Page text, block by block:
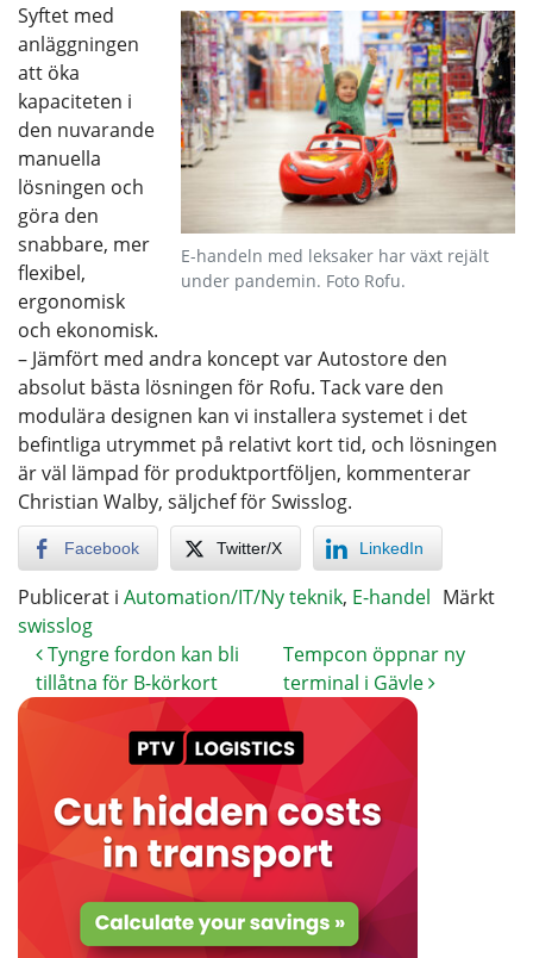
E-handeln med leksaker har växt rejält
under pandemin. Foto Rofu.
Syftet med
anläggningen
att öka
kapaciteten i
den nuvarande
manuella
lösningen och
göra den
snabbare, mer
flexibel,
ergonomisk
och ekonomisk.
– Jämfört med andra koncept var Autostore den
absolut bästa lösningen för Rofu. Tack vare den
modulära designen kan vi installera systemet i det
befintliga utrymmet på relativt kort tid, och lösningen
är väl lämpad för produktportföljen, kommenterar
Christian Walby, säljchef för Swisslog.
Facebook Twitter/X LinkedIn
Publicerat i Automation/IT/Ny teknik, E-handel Märkt
swisslog
Tyngre fordon kan bli
tillåtna för B-körkort
Tempcon öppnar ny
terminal i Gävle